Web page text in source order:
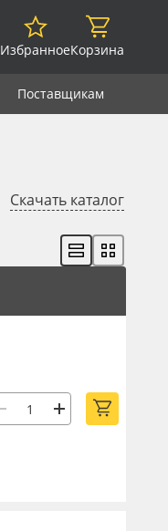
ИзбранноеКорзина
Поставщикам
Скачать каталог